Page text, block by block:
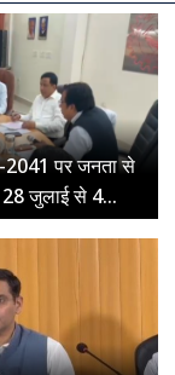
2041 पर जनता से
28 जुलाई से 4...